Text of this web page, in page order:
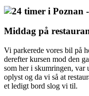
Middag på
Vi parkerede vores bil på
derefter kursen mod den
som her i skumringen, var
oplyst og da vi så at
et ledigt bord slog vi til.